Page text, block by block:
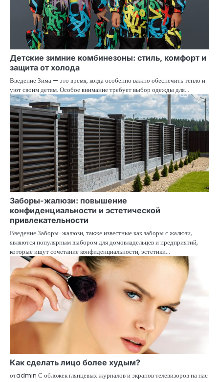
Детские зимние комбинезоны: стиль, комфорт и
защита от холода
Введение Зима — это время, когда особенно важно обеспечить тепло и
уют своим детям. Особое внимание требует выбор одежды для…
Заборы-жалюзи: повышение
конфиденциальности и эстетической
привлекательности
Введение Заборы-жалюзи, также известные как заборы с жалюзи,
являются популярным выбором для домовладельцев и предприятий,
которые ищут сочетание конфиденциальности, эстетики…
Как сделать лицо более худым?
отadmin С обложек глянцевых журналов и экранов телевизоров на нас